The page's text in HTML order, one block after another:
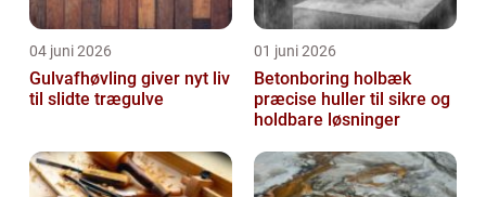
04 juni 2026
Gulvafhøvling giver nyt liv
til slidte trægulve
01 juni 2026
Betonboring holbæk
præcise huller til sikre og
holdbare løsninger